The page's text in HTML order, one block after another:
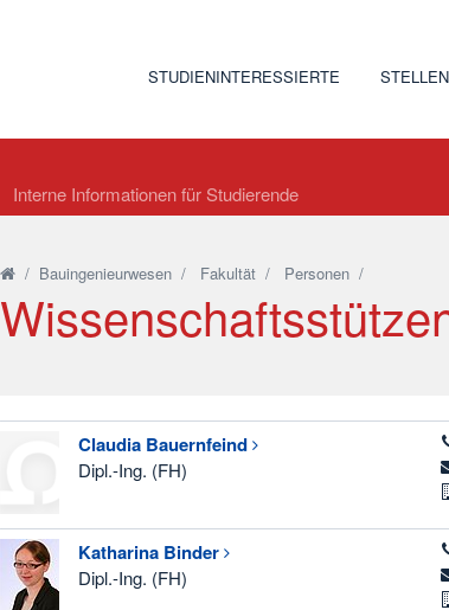
STUDIENINTERESSIERTE
Interne Informationen für Studierende
/ Bauingenieurwesen/ Fakultät/ Personen/
Claudia Bauernfeind
Dipl.-Ing. (FH)
Katharina Binder
Dipl.-Ing. (FH)